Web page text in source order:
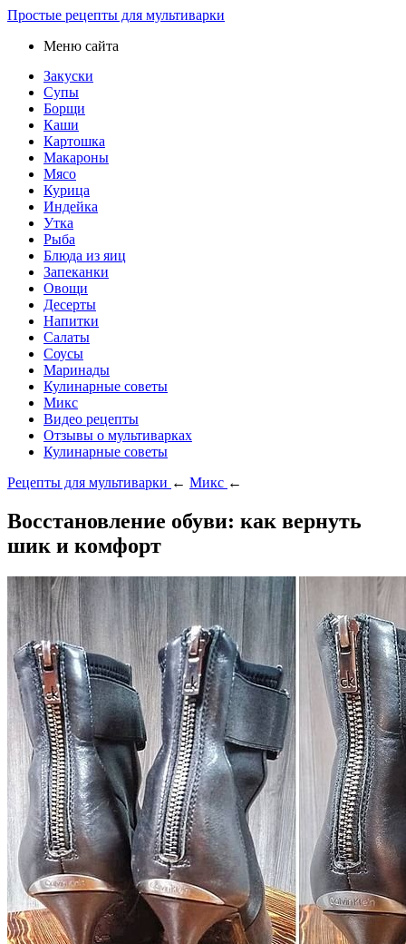
Простые рецепты для мультиварки
Меню сайта
Закуски
Супы
Борщи
Каши
Картошка
Макароны
Мясо
Курица
Индейка
Утка
Рыба
Блюда из яиц
Запеканки
Овощи
Десерты
Напитки
Салаты
Соусы
Маринады
Кулинарные советы
Микс
Видео рецепты
Отзывы о мультиварках
Кулинарные советы
Рецепты для мультиварки ← Микс ←
Восстановление обуви: как вернуть
шик и комфорт